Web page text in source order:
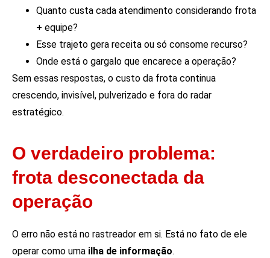
Quanto custa cada atendimento considerando frota
+ equipe?
Esse trajeto gera receita ou só consome recurso?
Onde está o gargalo que encarece a operação?
Sem essas respostas, o custo da frota continua
crescendo, invisível, pulverizado e fora do radar
estratégico.
O verdadeiro problema:
frota desconectada da
operação
O erro não está no rastreador em si. Está no fato de ele
operar como uma ilha de informação.